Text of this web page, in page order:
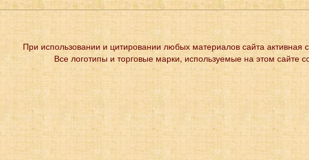
При использовании и цитировании любых материалов сайта активная
Все логотипы и торговые марки, используемые на этом сайте